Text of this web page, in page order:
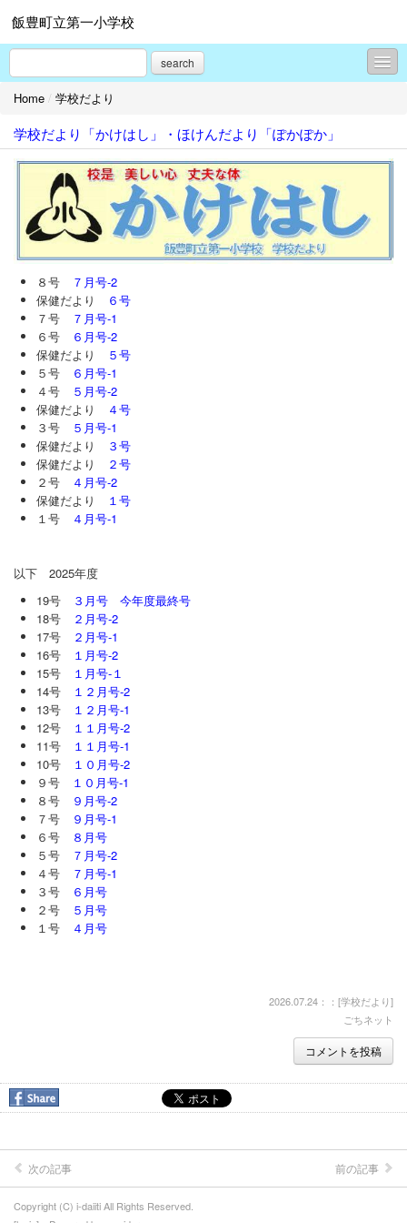
飯豊町立第一小学校
search
学校概要
学校行事から
過去のホームページはこちらから
お知らせ
学校だより
校舎改築情報
年間行事予定
学習や諸活動から
プロフィール
お問合せ
Home / 学校だより
学校だより「かけはし」・ほけんだより「ぽかぽか」
８号
７月号-2
保健だより
６号
７号
７月号-1
６号
６月号-2
保健だより
５号
５号
６月号-1
４号
５月号-2
保健だより
４号
３号
５月号-1
保健だより
３号
保健だより
２号
２号
４月号-2
保健だより
１号
１号
４月号-1
以下 2025年度
19号
３月号 今年度最終号
18号
２月号-2
17号
２月号-1
16号
１月号-2
15号
１月号-１
14号
１２月号-2
13号
１２月号-1
12号
１１月号-2
11号
１１月号-1
10号
１０月号-2
９号
１０月号-1
８号
９月号-2
７号
９月号-1
６号
８月号
５号
７月号-2
４号
７月号-1
３号
６月号
２号
５月号
１号
４月号
2026.07.24：：[学校だより]
ごちネット
コメントを投稿
次の記事 前の記事
Copyright (C) i-daiiti All Rights Reserved.